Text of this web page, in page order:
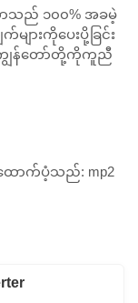
ာသည် ၁၀၀% အခမဲ့
များကိုပေးပို့ခြင်း
င့်ကျွန်တော်တို့ကိုကူညီ
ောက်ပံ့သည်: mp2